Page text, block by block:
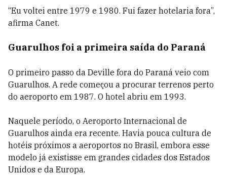
“Eu voltei entre 1979 e 1980. Fui fazer hotelaria fora”,
afirma Canet.
Guarulhos foi a primeira saída do Paraná
O primeiro passo da Deville fora do Paraná veio com
Guarulhos. A rede começou a procurar terrenos perto
do aeroporto em 1987. O hotel abriu em 1993.
Naquele período, o Aeroporto Internacional de
Guarulhos ainda era recente. Havia pouca cultura de
hotéis próximos a aeroportos no Brasil, embora esse
modelo já existisse em grandes cidades dos Estados
Unidos e da Europa.